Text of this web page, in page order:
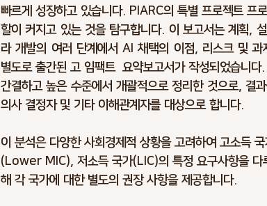
빠르게 성장하고 있습니다. PIARC의 특별 프로젝트 프
할이 커지고 있는 것을 탐구합니다. 이 보고서는 계획,
라 개발의 여러 단계에서 AI 채택의 이점, 리스크 및
별도로 출간된 고 임팩트  요약보고서가 작성되었습니
간결하고 높은 수준에서 개괄적으로 정리한 것으로, 결
의사 결정자 및 기타 이해관계자를 대상으로 합니다.
이 분석은 다양한 사회경제적 상황을 고려하여 고소득
(Lower MIC), 저소득 국가(LIC)의 특정 요구사항을 다
해 각 국가에 대한 별도의 권장 사항을 제공합니다.